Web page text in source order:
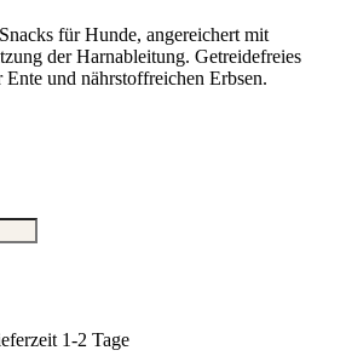
für Hunde, angereichert mit
der Harnableitung. Getreidefreies
und nährstoffreichen Erbsen.
1-2 Tage